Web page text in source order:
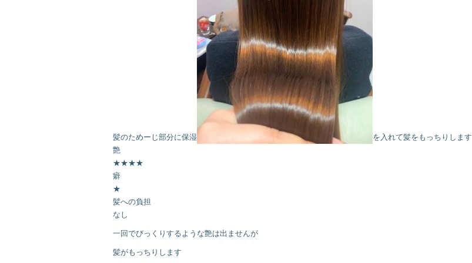
髪のためーじ部分に保湿
を入れて髪をもっちりします
艶
★★★★
癖
★
髪への負担
なし
一回でびっくりするような艶は出ませんが
髪がもっちりします